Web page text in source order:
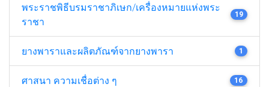
พระราชพิธีบรมราชาภิเษก/เครื่องหมายแห่งพระ
ราชา
19
ยางพาราและผลิตภัณฑ์จากยางพารา 1
ศาสนา ความเชื่อต่าง ๆ 16